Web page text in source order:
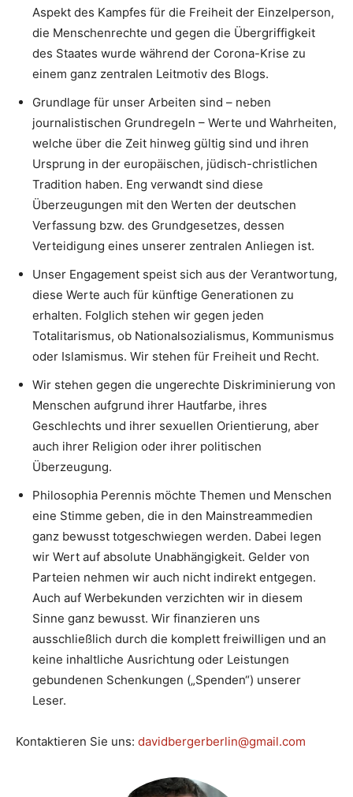
Aspekt des Kampfes für die Freiheit der Einzelperson,
die Menschenrechte und gegen die Übergriffigkeit
des Staates wurde während der Corona-Krise zu
einem ganz zentralen Leitmotiv des Blogs.
Grundlage für unser Arbeiten sind – neben
journalistischen Grundregeln – Werte und Wahrheiten,
welche über die Zeit hinweg gültig sind und ihren
Ursprung in der europäischen, jüdisch-christlichen
Tradition haben. Eng verwandt sind diese
Überzeugungen mit den Werten der deutschen
Verfassung bzw. des Grundgesetzes, dessen
Verteidigung eines unserer zentralen Anliegen ist.
Unser Engagement speist sich aus der Verantwortung,
diese Werte auch für künftige Generationen zu
erhalten. Folglich stehen wir gegen jeden
Totalitarismus, ob Nationalsozialismus, Kommunismus
oder Islamismus. Wir stehen für Freiheit und Recht.
Wir stehen gegen die ungerechte Diskriminierung von
Menschen aufgrund ihrer Hautfarbe, ihres
Geschlechts und ihrer sexuellen Orientierung, aber
auch ihrer Religion oder ihrer politischen
Überzeugung.
Philosophia Perennis möchte Themen und Menschen
eine Stimme geben, die in den Mainstreammedien
ganz bewusst totgeschwiegen werden. Dabei legen
wir Wert auf absolute Unabhängigkeit. Gelder von
Parteien nehmen wir auch nicht indirekt entgegen.
Auch auf Werbekunden verzichten wir in diesem
Sinne ganz bewusst. Wir finanzieren uns
ausschließlich durch die komplett freiwilligen und an
keine inhaltliche Ausrichtung oder Leistungen
gebundenen Schenkungen („Spenden“) unserer
Leser.
Kontaktieren Sie uns: davidbergerberlin@gmail.com